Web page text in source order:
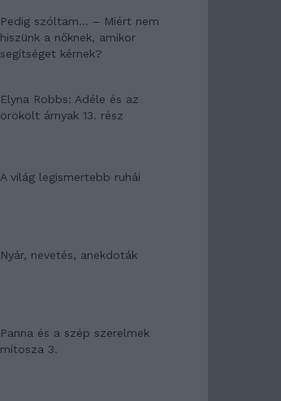
Pedig szóltam… – Miért nem
hiszünk a nőknek, amikor
segítséget kérnek?
Elyna Robbs: Adéle és az
örökölt árnyak 13. rész
A világ legismertebb ruhái
Nyár, nevetés, anekdoták
Panna és a szép szerelmek
mítosza 3.